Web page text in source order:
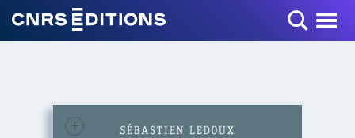
Toggle Menu
+